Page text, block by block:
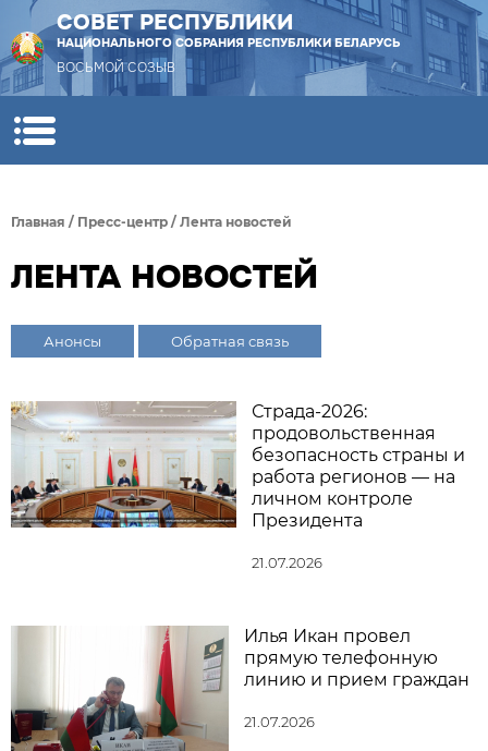
СОВЕТ РЕСПУБЛИКИ
НАЦИОНАЛЬНОГО СОБРАНИЯ РЕСПУБЛИКИ БЕЛАРУСЬ
ВОСЬМОЙ СОЗЫВ
Главная / Пресс-центр / Лента новостей
ЛЕНТА НОВОСТЕЙ
Анонсы Обратная связь
Страда-2026:
продовольственная
безопасность страны и
работа регионов — на
личном контроле
Президента
21.07.2026
Илья Икан провел
прямую телефонную
линию и прием граждан
21.07.2026